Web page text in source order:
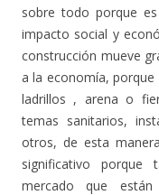
sobre todo porque
impacto social y
construcción mueve
a la economía,
ladrillos , arena o
temas sanitarios,
otros, de esta
significativo porque
mercado que